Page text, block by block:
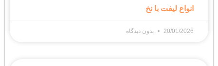
انواع لیفت با نخ
20/01/2026 بدون دیدگاه